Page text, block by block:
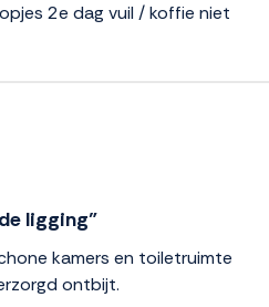
2e dag vuil / koffie niet
ligging”
kamers en toiletruimte
ontbijt.